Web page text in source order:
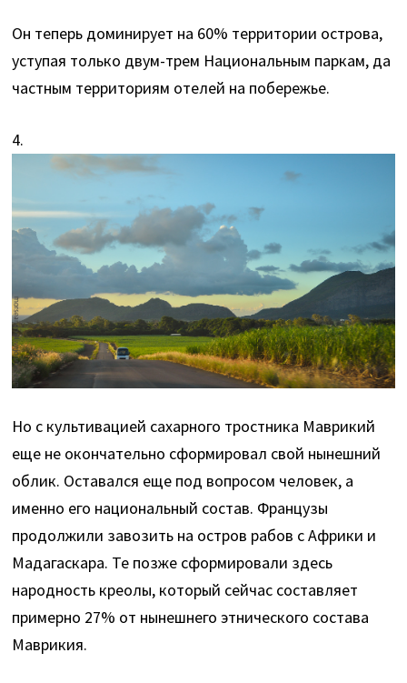
Он теперь доминирует на 60% территории острова,
уступая только двум-трем Национальным паркам, да
частным территориям отелей на побережье.
4.
Но с культивацией сахарного тростника Маврикий
еще не окончательно сформировал свой нынешний
облик. Оставался еще под вопросом человек, а
именно его национальный состав. Французы
продолжили завозить на остров рабов с Африки и
Мадагаскара. Те позже сформировали здесь
народность креолы, который сейчас составляет
примерно 27% от нынешнего этнического состава
Маврикия.